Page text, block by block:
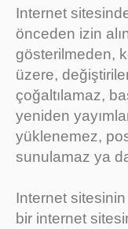
Internet
önceden izin
gösterilmeden,
üzere,
çoğaltılamaz,
yeniden
yüklenemez,
sunulamaz ya
Internet
bir internet